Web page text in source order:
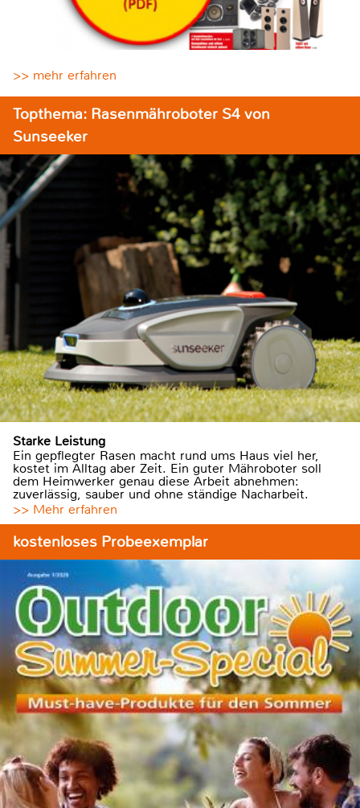
>> mehr erfahren
Topthema: Rasenmähroboter S4 von
Sunseeker
Starke Leistung
Ein gepflegter Rasen macht rund ums Haus viel her,
kostet im Alltag aber Zeit. Ein guter Mähroboter soll
dem Heimwerker genau diese Arbeit abnehmen:
zuverlässig, sauber und ohne ständige Nacharbeit.
>> Mehr erfahren
kostenloses Probeexemplar